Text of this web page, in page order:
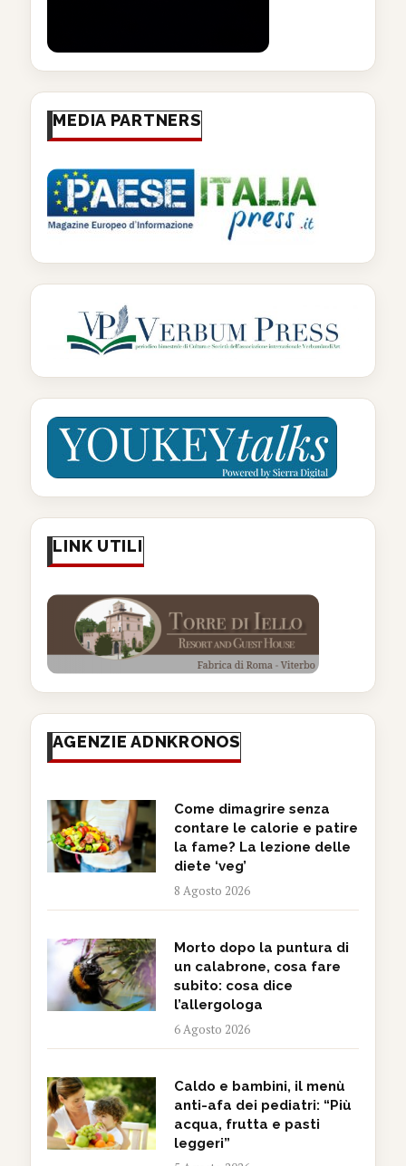
MEDIA PARTNERS
LINK UTILI
AGENZIE ADNKRONOS
Come dimagrire senza
contare le calorie e patire
la fame? La lezione delle
diete ‘veg’
8 Agosto 2026
Morto dopo la puntura di
un calabrone, cosa fare
subito: cosa dice
l’allergologa
6 Agosto 2026
Caldo e bambini, il menù
anti-afa dei pediatri: “Più
acqua, frutta e pasti
leggeri”